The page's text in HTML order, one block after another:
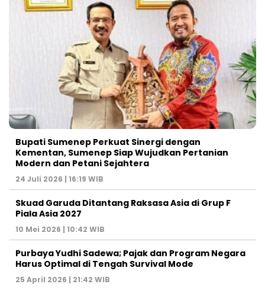
Bupati Sumenep Perkuat Sinergi dengan
Kementan, Sumenep Siap Wujudkan Pertanian
Modern dan Petani Sejahtera
24 Juli 2026 | 16:19 WIB
Skuad Garuda Ditantang Raksasa Asia di Grup F
Piala Asia 2027
10 Mei 2026 | 10:42 WIB
Purbaya Yudhi Sadewa; Pajak dan Program Negara
Harus Optimal di Tengah Survival Mode
25 April 2026 | 21:42 WIB